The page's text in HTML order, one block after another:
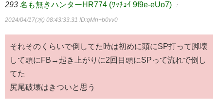
293 名も無きハンターHR774 (ﾜｯﾁｮｲ 9f9e-eUo7) ：
2024/04/17(水) 08:43:33.31 ID:qMn+b0vv0
それそのくらいで倒してた時は初めに頭にSP打って脚壊
して頭にFB→起き上がりに2回目頭にSPって流れで倒し
てた
尻尾破壊はきついと思う